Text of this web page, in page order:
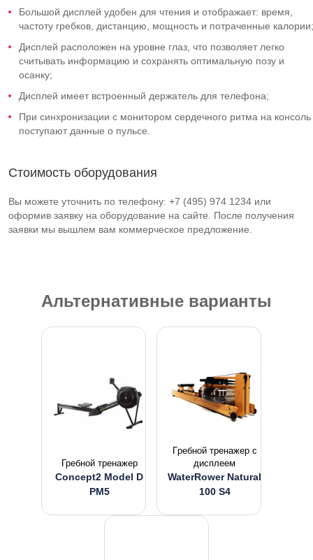
Большой дисплей удобен для чтения и отображает: время,
частоту гребков, дистанцию, мощность и потраченные калории;
Дисплей расположен на уровне глаз, что позволяет легко
считывать информацию и сохранять оптимальную позу и
осанку;
Дисплей имеет встроенный держатель для телефона;
При синхронизации с монитором сердечного ритма на консоль
поступают данные о пульсе.
Стоимость оборудования
Вы можете уточнить по телефону: +7 (495) 974 1234 или
оформив заявку на оборудование на сайте. После получения
заявки мы вышлем вам коммерческое предложение.
Альтернативные варианты
Гребной тренажер
Concept2 Model D
PM5
Гpeбнoй тpeнaжep с
дисплеем
WaterRower Natural
100 S4